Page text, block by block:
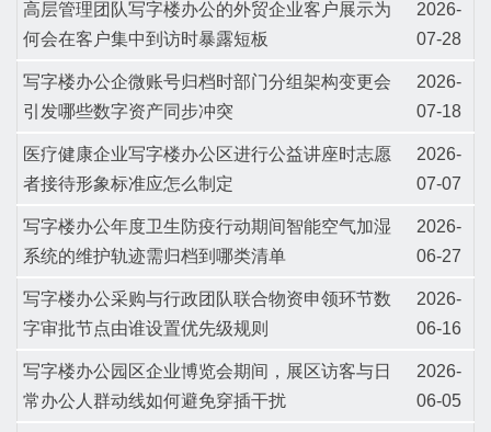
高层管理团队写字楼办公的外贸企业客户展示为
何会在客户集中到访时暴露短板
2026-
07-28
写字楼办公企微账号归档时部门分组架构变更会
引发哪些数字资产同步冲突
2026-
07-18
医疗健康企业写字楼办公区进行公益讲座时志愿
者接待形象标准应怎么制定
2026-
07-07
写字楼办公年度卫生防疫行动期间智能空气加湿
系统的维护轨迹需归档到哪类清单
2026-
06-27
写字楼办公采购与行政团队联合物资申领环节数
字审批节点由谁设置优先级规则
2026-
06-16
写字楼办公园区企业博览会期间，展区访客与日
常办公人群动线如何避免穿插干扰
2026-
06-05